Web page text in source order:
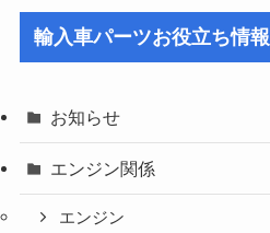
輸入車パーツお役立ち情報
お知らせ
エンジン関係
エンジン